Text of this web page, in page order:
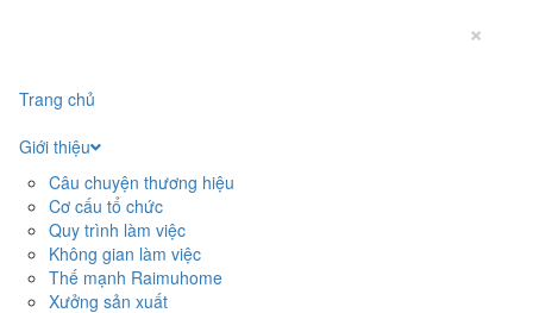
×
Trang chủ
Giới thiệu
Câu chuyện thương hiệu
Cơ cấu tổ chức
Quy trình làm việc
Không gian làm việc
Thế mạnh Raimuhome
Xưởng sản xuất